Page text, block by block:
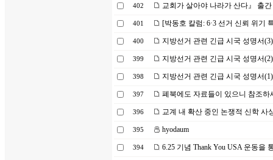
402 교회가 살아야 나라가 산다』 출
401 [박동호 칼럼: 6·3 선거 신뢰 위기
400 지방선거 관련 긴급 시국 성명서(3)
399 지방선거 관련 긴급 시국 성명서(2)
398 지방선거 관련 긴급 시국 성명서(1)
397 폐북에도 자료들이 있으니 참조하
396 교계 내 확산 중인 논쟁적 신학 사
395 hyodaum
394 6.25 기념 Thank You USA 운동을